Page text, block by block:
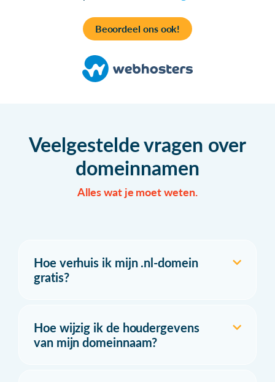
Beoordeel ons ook!
Veelgestelde vragen over
domeinnamen
Alles wat je moet weten.
Hoe verhuis ik mijn .nl-domein
gratis?
Hoe wijzig ik de houdergevens
van mijn domeinnaam?